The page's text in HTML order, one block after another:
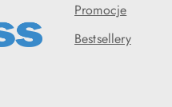
Promocje
Bestsellery